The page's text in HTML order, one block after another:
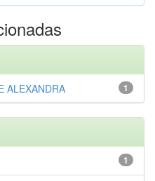
1
ALEXANDRA
1